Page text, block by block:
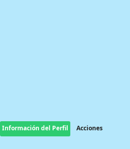
Información del Perfil Acciones